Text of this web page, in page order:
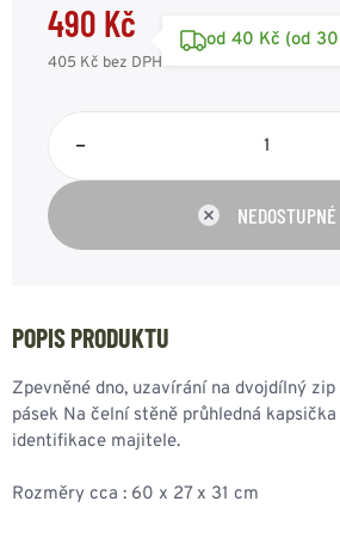
490 Kč
405 Kč bez DPH
od 40 Kč (od
–
NEDOSTUPNÉ
POPIS PRODUKTU
Zpevněné dno, uzavírání na dvojdílný
pásek Na čelní stěně průhledná
identifikace majitele.
Rozměry cca : 60 x 27 x 31 cm